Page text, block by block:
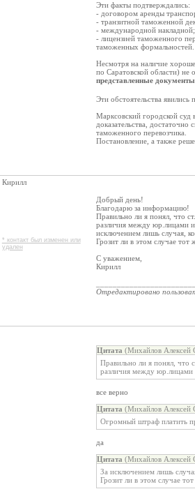
Эти факты подтверждались:
- договором аренды
- транзитной таможенной
- международной накладной;
- лицензией таможенного
таможенных формальностей.
Несмотря на наличие
по Саратовской области) не
представленные
Эти обстоятельства
Марксовский городской суд
доказательства,
таможенного перевозчика.
Постановление, а также
Кирилл
* контакт был изменен или
удален
Добрый день!
Благодарю за информацию!
Правильно ли я понял, что
различия между юр.лицами
исключением лишь случая,
Грозит ли в этом случае
С уважением,
Кирилл
Отредактировано
Цитата (Михайлов Алексей
Правильно ли я понял, что
различия между юр.лицами
все верно
Цитата (Михайлов Алексей
Огромный штраф платить
да
Цитата (Михайлов Алексей
За исключением лишь
Грозит ли в этом случае